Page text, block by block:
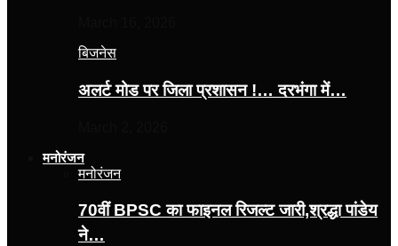
बिजनेस
अलर्ट मोड पर जिला प्रशासन !… दरभंगा में…
मनोरंजन
मनोरंजन
70वीं BPSC का फाइनल रिजल्ट जारी,श्रद्धा पांडेय
ने…